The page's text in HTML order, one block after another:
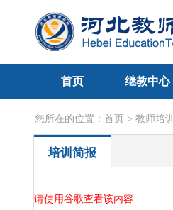
首页 继教中心
您所在的位置： 首页 > 教师培训
培训简报
请使用谷歌查看该内容